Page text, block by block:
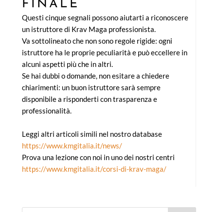
FINALE
Questi cinque segnali possono aiutarti a riconoscere
un istruttore di Krav Maga professionista.
Va sottolineato che non sono regole rigide: ogni
istruttore ha le proprie peculiarità e può eccellere in
alcuni aspetti più che in altri.
Se hai dubbi o domande, non esitare a chiedere
chiarimenti: un buon istruttore sarà sempre
disponibile a risponderti con trasparenza e
professionalità.
Leggi altri articoli simili nel nostro database
https://www.kmgitalia.it/news/
Prova una lezione con noi in uno dei nostri centri
https://www.kmgitalia.it/corsi-di-krav-maga/